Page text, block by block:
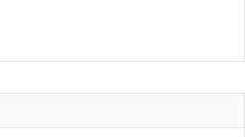
tiendas digitales su racha de